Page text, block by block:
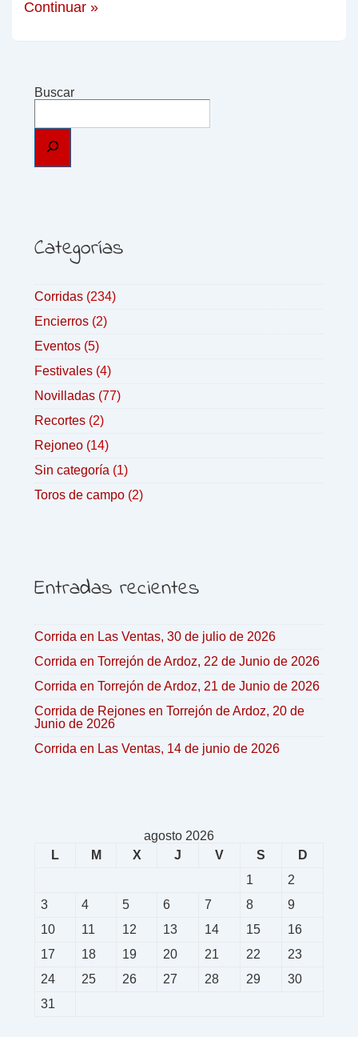
Continuar »
Buscar
Categorías
Corridas (234)
Encierros (2)
Eventos (5)
Festivales (4)
Novilladas (77)
Recortes (2)
Rejoneo (14)
Sin categoría (1)
Toros de campo (2)
Entradas recientes
Corrida en Las Ventas, 30 de julio de 2026
Corrida en Torrejón de Ardoz, 22 de Junio de 2026
Corrida en Torrejón de Ardoz, 21 de Junio de 2026
Corrida de Rejones en Torrejón de Ardoz, 20 de
Junio de 2026
Corrida en Las Ventas, 14 de junio de 2026
agosto 2026
L
M X J V S
D
1
2
3
4 5 6 7 8
9
10
11 12 13 14 15
16
17
18 19 20 21 22
23
24
25 26 27 28 29
30
31